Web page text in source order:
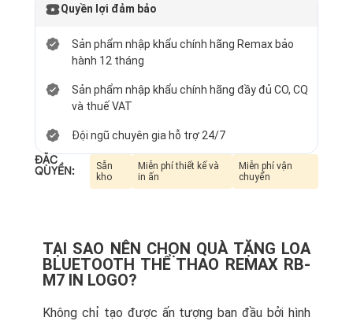
Quyền lợi đảm bảo
Sản phẩm nhập khẩu chính hãng Remax bảo
hành 12 tháng
Sản phẩm nhập khẩu chính hãng đầy đủ CO, CQ
và thuế VAT
Đội ngũ chuyên gia hỗ trợ 24/7
ĐẶC
QUYỀN:
Sẵn
kho
Miễn phí thiết kế và
in ấn
Miễn phí vận
chuyển
TẠI SAO NÊN CHỌN QUÀ TẶNG LOA
BLUETOOTH THỂ THAO REMAX RB-
M7 IN LOGO?
Không chỉ tạo được ấn tượng ban đầu bởi hình